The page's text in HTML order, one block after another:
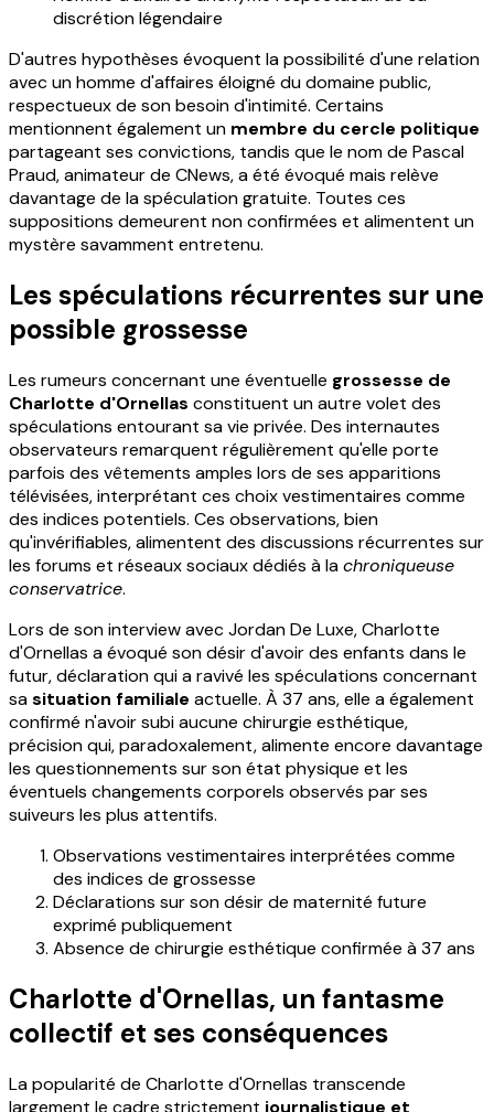
discrétion légendaire
D'autres hypothèses évoquent la possibilité d'une relation
avec un homme d'affaires éloigné du domaine public,
respectueux de son besoin d'intimité. Certains
mentionnent également un membre du cercle politique
partageant ses convictions, tandis que le nom de Pascal
Praud, animateur de CNews, a été évoqué mais relève
davantage de la spéculation gratuite. Toutes ces
suppositions demeurent non confirmées et alimentent un
mystère savamment entretenu.
Les spéculations récurrentes sur une
possible grossesse
Les rumeurs concernant une éventuelle grossesse de
Charlotte d'Ornellas constituent un autre volet des
spéculations entourant sa vie privée. Des internautes
observateurs remarquent régulièrement qu'elle porte
parfois des vêtements amples lors de ses apparitions
télévisées, interprétant ces choix vestimentaires comme
des indices potentiels. Ces observations, bien
qu'invérifiables, alimentent des discussions récurrentes sur
les forums et réseaux sociaux dédiés à lachroniqueuse
conservatrice.
Lors de son interview avec Jordan De Luxe, Charlotte
d'Ornellas a évoqué son désir d'avoir des enfants dans le
futur, déclaration qui a ravivé les spéculations concernant
sasituation familiale actuelle. À 37 ans, elle a également
confirmé n'avoir subi aucune chirurgie esthétique,
précision qui, paradoxalement, alimente encore davantage
les questionnements sur son état physique et les
éventuels changements corporels observés par ses
suiveurs les plus attentifs.
Observations vestimentaires interprétées comme
des indices de grossesse
Déclarations sur son désir de maternité future
exprimé publiquement
Absence de chirurgie esthétique confirmée à 37 ans
Charlotte d'Ornellas, un fantasme
collectif et ses conséquences
La popularité de Charlotte d'Ornellas transcende
largement le cadre strictement journalistique et